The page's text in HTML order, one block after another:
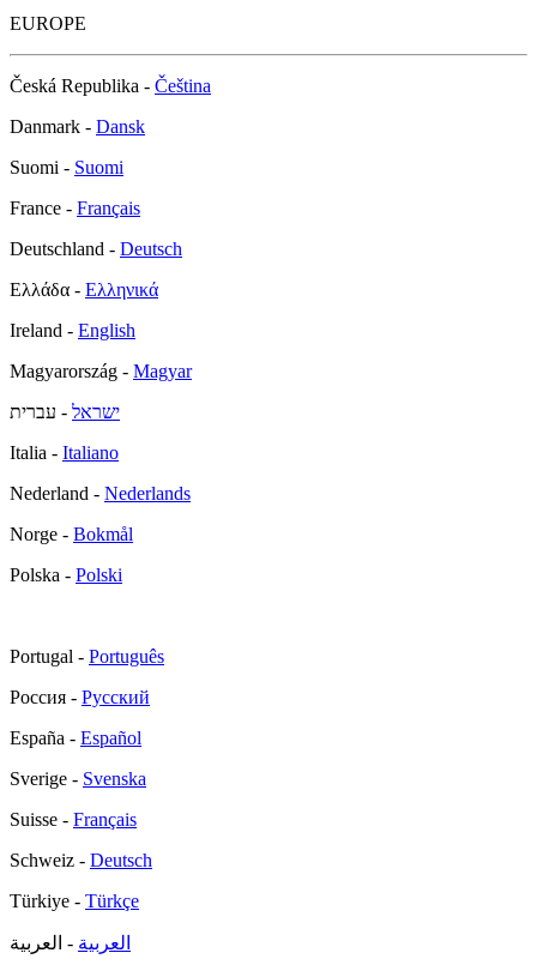
EUROPE
Česká Republika - Čeština
Danmark - Dansk
Suomi - Suomi
France - Français
Deutschland - Deutsch
Ελλάδα - Ελληνικά
Ireland - English
Magyarország - Magyar
ישראל - עברית
Italia - Italiano
Nederland - Nederlands
Norge - Bokmål
Polska - Polski
Portugal - Português
Россия - Русский
España - Español
Sverige - Svenska
Suisse - Français
Schweiz - Deutsch
Türkiye - Türkçe
العربية - العربية